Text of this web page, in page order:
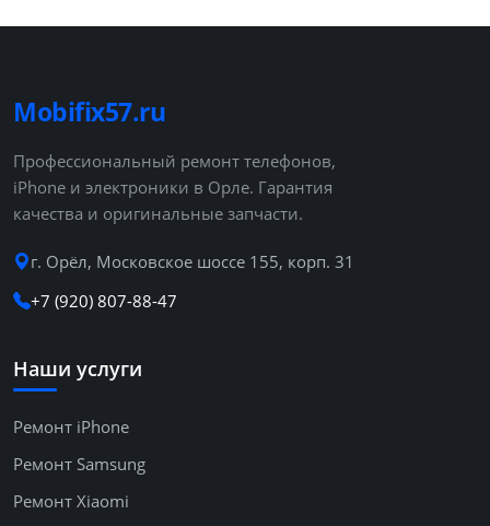
Mobifix57.ru
Профессиональный ремонт телефонов,
iPhone и электроники в Орле. Гарантия
качества и оригинальные запчасти.
г. Орёл, Московское шоссе 155, корп. 31
+7 (920) 807-88-47
Наши услуги
Ремонт iPhone
Ремонт Samsung
Ремонт Xiaomi